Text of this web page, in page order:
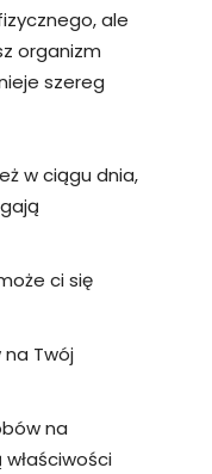
ale
organizm
szereg
w ciągu dnia,
ci się
Twój
na